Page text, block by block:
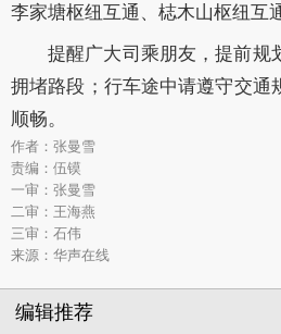
李家塘枢纽互通 、 梽木山枢纽互
提醒广大司乘朋友 ，提前规
拥堵路段；行车途中请遵守交通
顺畅。
作者：张曼雪
责编：伍镆
一审：张曼雪
二审：王海燕
三审：石伟
来源：华声在线
编辑推荐